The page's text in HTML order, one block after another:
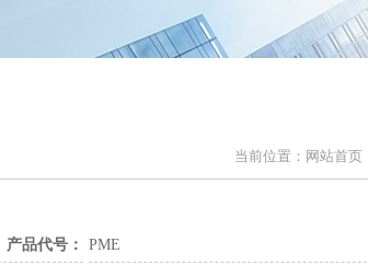
当前位置： 网站首页
产品代号： PME